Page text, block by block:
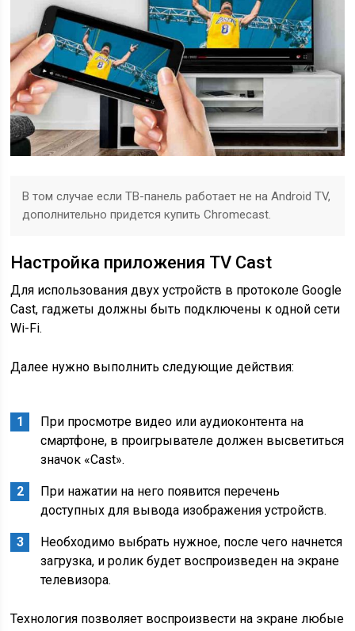
В том случае если ТВ-панель работает не на Android TV,
дополнительно придется купить Chromecast.
Настройка приложения TV Cast
Для использования двух устройств в протоколе Google
Cast, гаджеты должны быть подключены к одной сети
Wi-Fi.
Далее нужно выполнить следующие действия:
При просмотре видео или аудиоконтента на
смартфоне, в проигрывателе должен высветиться
значок «Cast».
При нажатии на него появится перечень
доступных для вывода изображения устройств.
Необходимо выбрать нужное, после чего начнется
загрузка, и ролик будет воспроизведен на экране
телевизора.
Технология позволяет воспроизвести на экране любые